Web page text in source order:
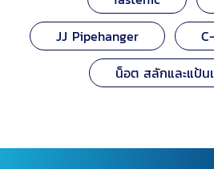
JJ Pipehanger
น็อต สลักและแป้น